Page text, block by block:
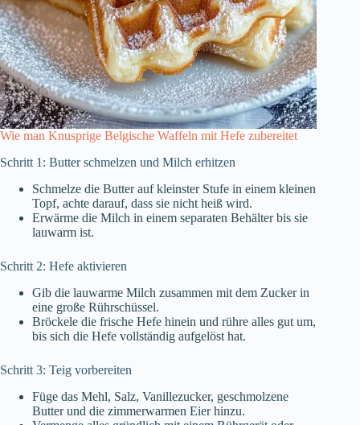
Wie man Knusprige Belgische Waffeln mit Hefe zubereitet
Schritt 1: Butter schmelzen und Milch erhitzen
Schmelze die Butter auf kleinster Stufe in einem kleinen
Topf, achte darauf, dass sie nicht heiß wird.
Erwärme die Milch in einem separaten Behälter bis sie
lauwarm ist.
Schritt 2: Hefe aktivieren
Gib die lauwarme Milch zusammen mit dem Zucker in
eine große Rührschüssel.
Bröckele die frische Hefe hinein und rühre alles gut um,
bis sich die Hefe vollständig aufgelöst hat.
Schritt 3: Teig vorbereiten
Füge das Mehl, Salz, Vanillezucker, geschmolzene
Butter und die zimmerwarmen Eier hinzu.